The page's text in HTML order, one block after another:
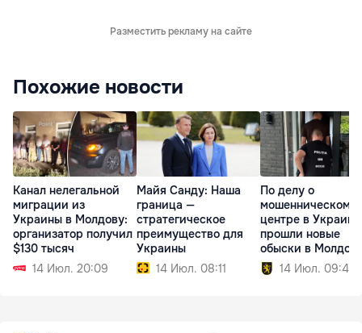
Разместить рекламу на сайте
Похожие новости
Канал нелегальной
миграции из
Украины в Молдову:
организатор получил
$130 тысяч
14 Июл. 20:09
Майя Санду: Наша
граница —
стратегическое
преимущество для
Украины
14 Июл. 08:11
По делу о
мошенническом
центре в Украине
прошли новые
обыски в
14 Июл. 09:40